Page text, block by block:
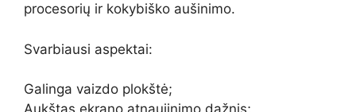
procesorių ir kokybiško aušinimo.
Svarbiausi aspektai:
Galinga vaizdo plokštė;